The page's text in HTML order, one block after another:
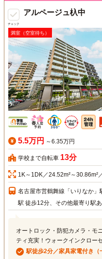
チェック
アルページュ杁中
満室（空室待ち）
5.5万円 ～6.35万円
学校まで自転車 13分
1K～1DK／24.52m²～30.86m²
名古屋市営鶴舞線「いりなか」
駅 徒歩12分、その他最寄り駅あ
オートロック・防犯カメラ・モ
ティ充実！ウォークインクロー
駅徒歩2分／家具家電付き（